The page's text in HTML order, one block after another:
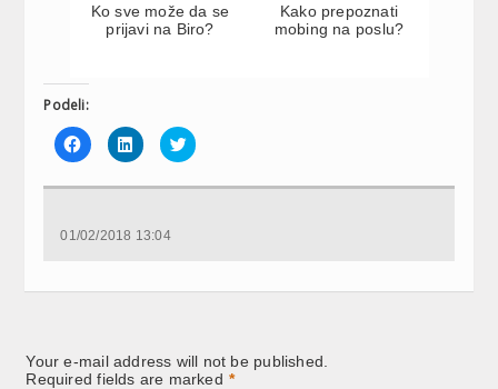
Ko sve može da se
prijavi na Biro?
Kako prepoznati
mobing na poslu?
Podeli:
Click
to
share
Facebook
new
Click
to
share
LinkedIn
new
Click
to
Twitter
01/02/2018 13:04
Your e-mail address will not be published.
Required fields are marked *